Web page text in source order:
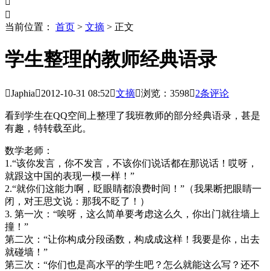

当前位置： 首页 > 文摘 > 正文
学生整理的教师经典语录
Japhia2012-10-31 08:52文摘浏览：35982条评论
看到学生在QQ空间上整理了我班教师的部分经典语录，甚是
有趣，特转载至此。
数学老师：
1.“该你发言，你不发言，不该你们说话都在那说话！哎呀，
就跟这中国的表现一模一样！”
2.“就你们这能力啊，眨眼睛都浪费时间！”（我果断把眼睛一
闭，对王思文说：那我不眨了！）
3. 第一次：“唉呀，这么简单要考虑这么久，你出门就往墙上
撞！”
第二次：“让你构成分段函数，构成成这样！我要是你，出去
就碰墙！”
第三次：“你们也是高水平的学生吧？怎么就能这么写？还不